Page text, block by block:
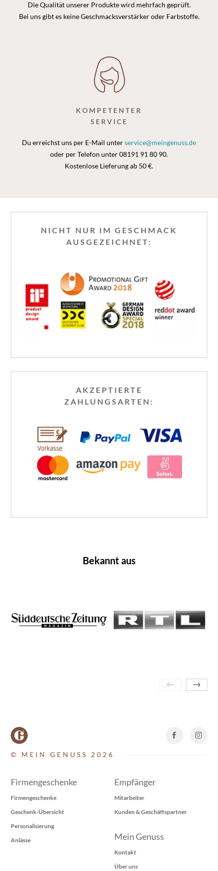
Die Qualität unserer Produkte wird mehrfach geprüft.
Bei uns gibt es keine Geschmacksverstärker oder Farbstoffe.
KOMPETENTER
SERVICE
Du erreichst uns per E-Mail unterservice@meingenuss.de
oder per Telefon unter 08191 91 80 90.
Kostenlose Lieferung ab 50 €.
NICHT NUR IM GESCHMACK
AUSGEZEICHNET:
AKZEPTIERTE
ZAHLUNGSARTEN:
Bekannt aus
© MEIN GENUSS 2026
Firmengeschenke
Firmengeschenke
Geschenk-Übersicht
Personalisierung
Anlässe
Empfänger
Mitarbeiter
Kunden & Geschäftspartner
Mein Genuss
Kontakt
Über uns